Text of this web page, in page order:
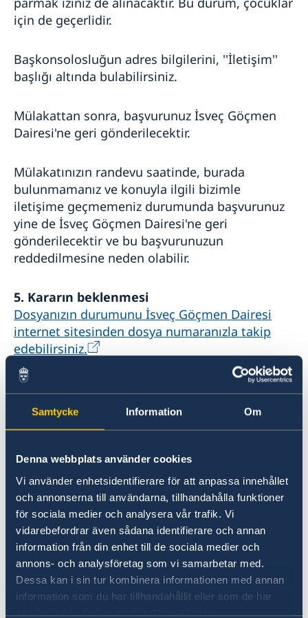
Samtycke Information Om
Denna webbplats använder cookies
Vi använder enhetsidentifierare för att anpassa innehållet
och annonserna till användarna, tillhandahålla funktioner
för sociala medier och analysera vår trafik. Vi
vidarebefordrar även sådana identifierare och annan
information från din enhet till de sociala medier och
annons- och analysföretag som vi samarbetar med.
Dessa kan i sin tur kombinera informationen med annan
information som du har tillhandahållit eller som de har
samlat in när du har använt deras tjänster.
için de geçerlidir.
Başkonsolosluğun adres bilgilerini, ''İletişim''
başlığı altında bulabilirsiniz.
Mülakattan sonra, başvurunuz İsveç Göçmen
Dairesi'ne geri gönderilecektir.
Mülakatınızın randevu saatinde, burada
bulunmamanız ve konuyla ilgili bizimle
iletişime geçmemeniz durumunda başvurunuz
yine de İsveç Göçmen Dairesi'ne geri
gönderilecektir ve bu başvurunuzun
reddedilmesine neden olabilir.
5. Kararın beklenmesi
Dosyanızın durumunu İsveç Göçmen Dairesi
internet sitesinden dosya numaranızla takip
edebilirsiniz.
Kararınızla ilgili İsveç’te yaşayan aile bireyiniz
de bilgilendirilir. Oturum izni başvurunuzun
kararı çıktıktan sonra, kararınızı öğrenmek icin
Konsolosluk'la iletişime geçebilirsiniz.
6. Oturum izni kartının teslimi
kartınızın basılıp Başkonsolosluğa ulaşması
dört haftayı bulabilir. Kartınız Konsolosluğa
ulaştıktan sonra randevu almadan ziyaret
saatlerinde teslim alabilirsiniz. Yanınızda
başvuruyu yaparken beyan ettiğiniz
pasaportunuzu getirmeyi unutmayın.
Evrakla yapılan başvurular